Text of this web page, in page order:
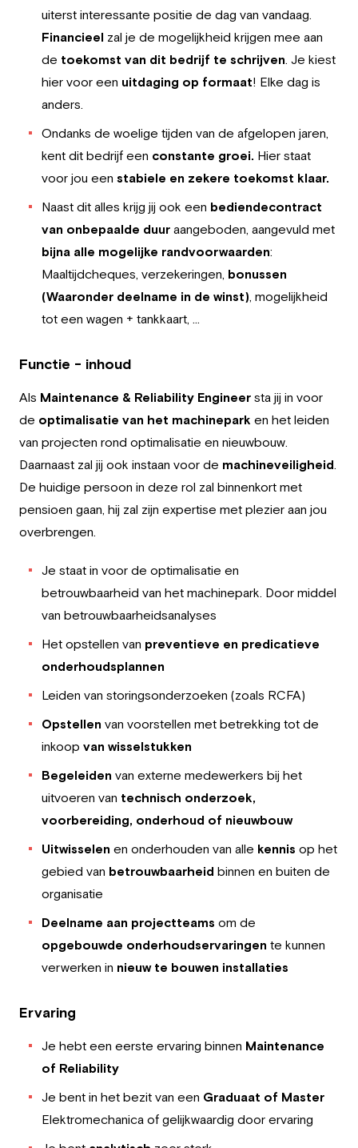
uiterst interessante positie de dag van vandaag.
Financieel zal je de mogelijkheid krijgen mee aan
de toekomst van dit bedrijf te schrijven. Je kiest
hier voor een uitdaging op formaat! Elke dag is
anders.
Ondanks de woelige tijden van de afgelopen jaren,
kent dit bedrijf een constante groei. Hier staat
voor jou een stabiele en zekere toekomst klaar.
Naast dit alles krijg jij ook een bediendecontract
van onbepaalde duur aangeboden, aangevuld met
bijna alle mogelijke randvoorwaarden:
Maaltijdcheques, verzekeringen, bonussen
(Waaronder deelname in de winst), mogelijkheid
tot een wagen + tankkaart, …
Functie - inhoud
Als Maintenance & Reliability Engineer sta jij in voor
de optimalisatie van het machinepark en het leiden
van projecten rond optimalisatie en nieuwbouw.
Daarnaast zal jij ook instaan voor de machineveiligheid.
De huidige persoon in deze rol zal binnenkort met
pensioen gaan, hij zal zijn expertise met plezier aan jou
overbrengen.
Je staat in voor de optimalisatie en
betrouwbaarheid van het machinepark. Door middel
van betrouwbaarheidsanalyses
Het opstellen van preventieve en predicatieve
onderhoudsplannen
Leiden van storingsonderzoeken (zoals RCFA)
Opstellen van voorstellen met betrekking tot de
inkoop van wisselstukken
Begeleiden van externe medewerkers bij het
uitvoeren van technisch onderzoek,
voorbereiding, onderhoud of nieuwbouw
Uitwisselen en onderhouden van alle kennis op het
gebied van betrouwbaarheid binnen en buiten de
organisatie
Deelname aan projectteams om de
opgebouwde onderhoudservaringen te kunnen
verwerken in nieuw te bouwen installaties
Ervaring
Je hebt een eerste ervaring binnen Maintenance
of Reliability
Je bent in het bezit van een Graduaat of Master
Elektromechanica of gelijkwaardig door ervaring